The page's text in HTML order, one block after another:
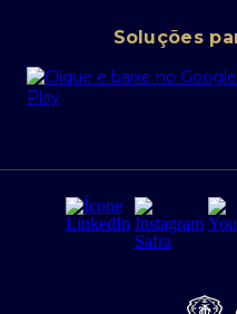
Portal da Privacidade
PRSAC
Regras e Parâmetros de
Segurança da Informação
Tarifas e serviços Pessoa
Cartão Safra Empresas
Empréstimo e
Derivativos
Agronegócios
Soluções